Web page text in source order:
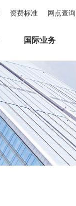
资费标准 网点查询
国际业务